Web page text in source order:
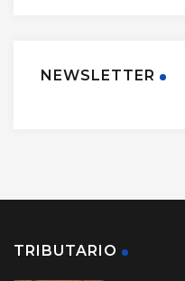
NEWSLETTER
TRIBUTARIO